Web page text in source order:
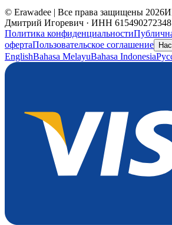
© Erawadee | Все права защищены 2026
Дмитрий Игоревич · ИНН 615490272348
Политика конфиденциальности
офертаПользовательское соглашение
EnglishBahasa MelayuBahasa Indonesia